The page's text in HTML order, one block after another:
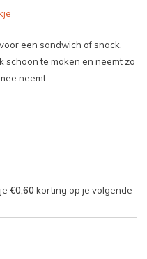
een sandwich of snack.
schoon te maken en neemt zo
neemt.
€0,60 korting op je volgende